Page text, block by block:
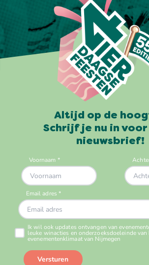
Altijd op de
Schrijf je nu in
nieuwsbrief!